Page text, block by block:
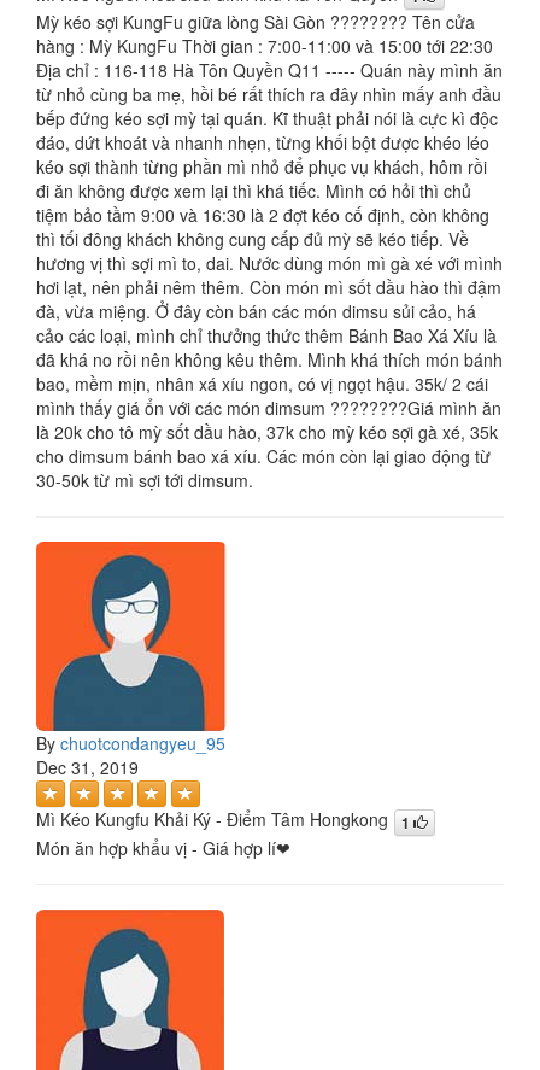
Mỳ kéo sợi KungFu giữa lòng Sài Gòn ???????? Tên cửa
hàng : Mỳ KungFu Thời gian : 7:00-11:00 và 15:00 tới 22:30
Địa chỉ : 116-118 Hà Tôn Quyền Q11 ----- Quán này mình ăn
từ nhỏ cùng ba mẹ, hồi bé rất thích ra đây nhìn mấy anh đầu
bếp đứng kéo sợi mỳ tại quán. Kĩ thuật phải nói là cực kì độc
đáo, dứt khoát và nhanh nhẹn, từng khối bột được khéo léo
kéo sợi thành từng phần mì nhỏ để phục vụ khách, hôm rồi
đi ăn không được xem lại thì khá tiếc. Mình có hỏi thì chủ
tiệm bảo tầm 9:00 và 16:30 là 2 đợt kéo cố định, còn không
thì tối đông khách không cung cấp đủ mỳ sẽ kéo tiếp. Về
hương vị thì sợi mì to, dai. Nước dùng món mì gà xé với mình
hơi lạt, nên phải nêm thêm. Còn món mì sốt dầu hào thì đậm
đà, vừa miệng. Ở đây còn bán các món dimsu sủi cảo, há
cảo các loại, mình chỉ thưởng thức thêm Bánh Bao Xá Xíu là
đã khá no rồi nên không kêu thêm. Mình khá thích món bánh
bao, mềm mịn, nhân xá xíu ngon, có vị ngọt hậu. 35k/ 2 cái
mình thấy giá ổn với các món dimsum ????????Giá mình ăn
là 20k cho tô mỳ sốt dầu hào, 37k cho mỳ kéo sợi gà xé, 35k
cho dimsum bánh bao xá xíu. Các món còn lại giao động từ
30-50k từ mì sợi tới dimsum.
By chuotcondangyeu_95
Dec 31, 2019
Mì Kéo Kungfu Khải Ký - Điểm Tâm Hongkong 1
Món ăn hợp khẩu vị - Giá hợp lí❤